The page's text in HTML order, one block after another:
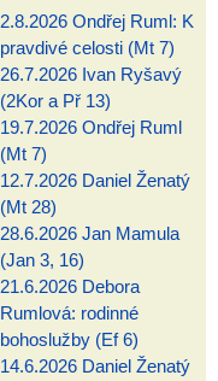
2.8.2026 Ondřej Ruml: K
pravdivé celosti (Mt 7)
26.7.2026 Ivan Ryšavý
(2Kor a Př 13)
19.7.2026 Ondřej Ruml
(Mt 7)
12.7.2026 Daniel Ženatý
(Mt 28)
28.6.2026 Jan Mamula
(Jan 3, 16)
21.6.2026 Debora
Rumlová: rodinné
bohoslužby (Ef 6)
14.6.2026 Daniel Ženatý